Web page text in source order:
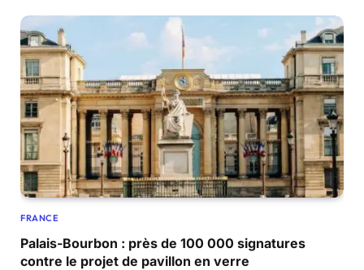
FRANCE
Palais-Bourbon : près de 100 000 signatures
contre le projet de pavillon en verre